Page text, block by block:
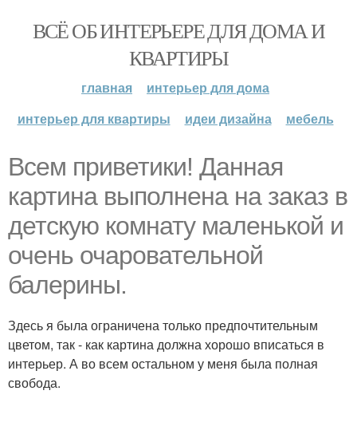
ВСЁ ОБ ИНТЕРЬЕРЕ ДЛЯ ДОМА И
КВАРТИРЫ
главная
интерьер для дома
интерьер для квартиры
идеи дизайна мебель
Всем приветики! Данная
картина выполнена на заказ в
детскую комнату маленькой и
очень очаровательной
балерины.
Здесь я была ограничена только предпочтительным
цветом, так - как картина должна хорошо вписаться в
интерьер. А во всем остальном у меня была полная
свобода.